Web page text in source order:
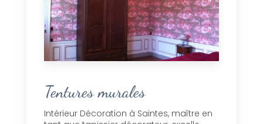
Tentures murales
Intérieur Décoration à Saintes, maître en